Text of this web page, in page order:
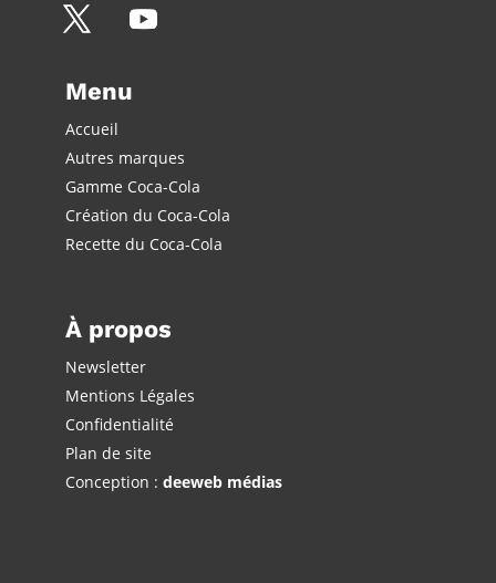
Menu
Accueil
Autres marques
Gamme Coca-Cola
Création du Coca-Cola
Recette du Coca-Cola
À propos
Newsletter
Mentions Légales
Confidentialité
Plan de site
Conception : deeweb médias